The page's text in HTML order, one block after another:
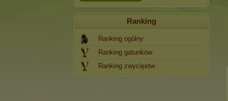
Ranking
Ranking ogólny
Ranking gatunków
Ranking zwycięstw